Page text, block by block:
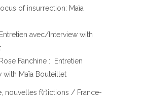
of insurrection: Maïa
avec/Interview with
Fanchine : Entretien
with Maïa Bouteillet
nouvelles f(r)ictions / France-